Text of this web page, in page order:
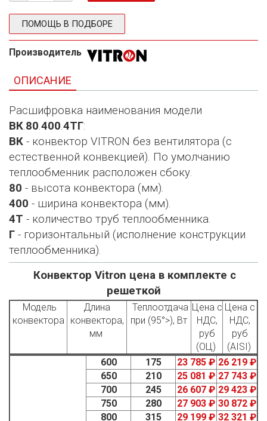
ПОМОЩЬ В ПОДБОРЕ
Производитель
ОПИСАНИЕ
Расшифровка наименования модели
ВК.80.400.4ТГ:
ВК - конвектор VITRON без вентилятора (с
естественной конвекцией). По умолчанию
теплообменник расположен сбоку.
80 - высота конвектора (мм).
400 - ширина конвектора (мм).
4Т - количество труб теплообменника.
Г - горизонтальный (исполнение конструкции
теплообменника).
Конвектор Vitron цена в комплекте с
решеткой
Модель
конвектора
Длина
конвектора,
мм
Теплоотдача
при (95°>), Вт
Цена с
НДС,
руб
(ОЦ)
Цена с
НДС,
руб
(AISI)
600
175 23 785 ₽ 26 219 ₽
650
210 25 081 ₽ 27 743 ₽
700
245 26 607 ₽ 29 423 ₽
750
280 27 903 ₽ 30 872 ₽
800
315 29 199 ₽ 32 321 ₽